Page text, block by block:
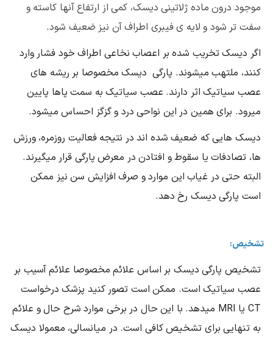
موجود درون ماده ژلاتینی دیسک، کمی از ارتفاع آنها کاسته و
سفت تر شود و لایه ی فیبری اطراف آن نیز ضعیف شود.
اگر دیسک تخریب شده بر اعصاب نخاعی اطراف خود فشار وارد
کنند، ملتهب میشوند. پارگی دیسک مخصوصا بر ریشه های
عصب سیاتیک اثر دارند. عصب سیاتیک به سمت پاها پایین
میرود. برای همین در این نواحی درد و گزگز احساس میشود.
دیسک هایی که ضعیف شده اند در نتیجه فعالیت روزمره، ورزش
ها، تصادفات یا سقوط و افتادن در معرض پارگی قرار میگیرند.
البته حتی در غیاب این موارد و صرف افزایش سن نیز ممکن
است پارگی دیسک رخ دهد.
تشخیص:
تشخیص پارگی دیسک بر اساس علائم مخصوصا علائم آسیب بر
عصب سیاتیک است. ممکن است تصور کنید پزشک درخواست
CT یا MRI میدهد. با این حال در برخی موارد شرح حال و علائم
به تنهایی برای تشخیص کافی است. در میانسالی، معمولا دیسک